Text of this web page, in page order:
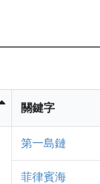
關鍵字
第一島鏈
菲律賓海